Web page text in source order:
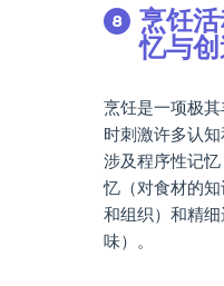
烹饪
忆与
烹饪是一项极
时刺激许多认
涉及程序性记
忆（对食材的
和组织）和精
味）。